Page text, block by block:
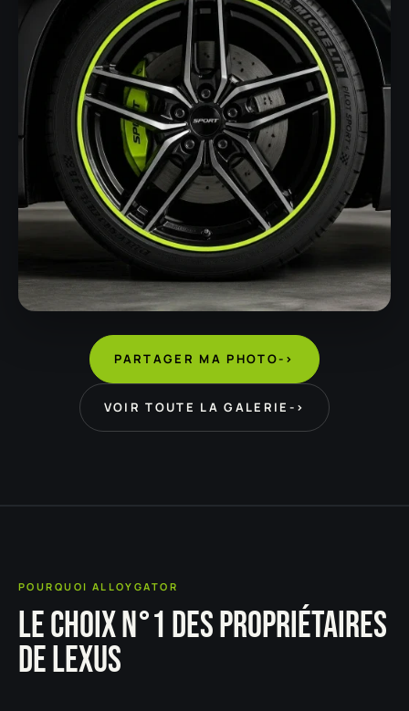
PARTAGER MA PHOTO->
VOIR TOUTE LA GALERIE ->
POURQUOI ALLOYGATOR
LE CHOIX N°1 DES PROPRIÉTAIRES
DE LEXUS